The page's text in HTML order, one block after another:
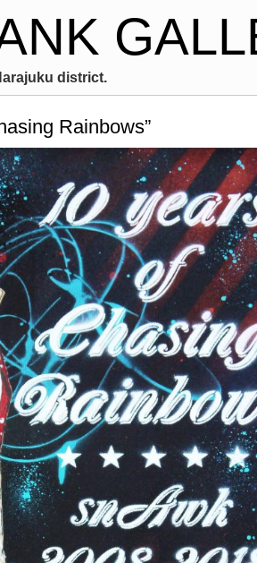
district.
Rainbows”